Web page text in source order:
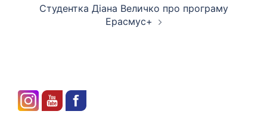
Студентка Діана Величко про програму
Ерасмус+